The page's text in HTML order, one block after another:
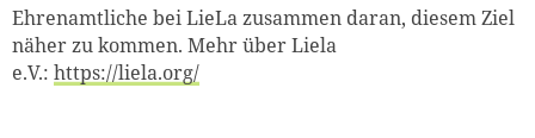
Ehrenamtliche bei LieLa zusammen daran, diesem Ziel
näher zu kommen. Mehr über Liela
e.V.: https://liela.org/